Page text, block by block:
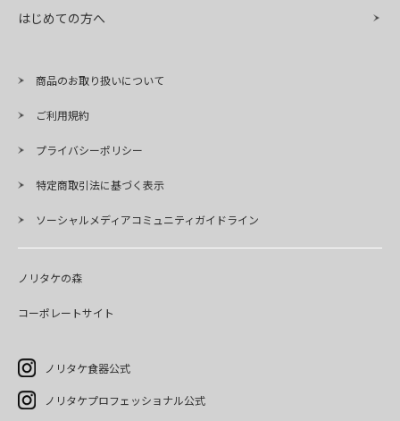
はじめての方へ
商品のお取り扱いについて
ご利用規約
プライバシーポリシー
特定商取引法に基づく表示
ソーシャルメディアコミュニティガイドライン
ノリタケの森
コーポレートサイト
ノリタケ食器公式
ノリタケプロフェッショナル公式